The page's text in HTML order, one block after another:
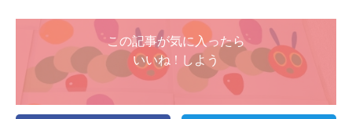
この記事が気に入ったら
いいね ! しよう